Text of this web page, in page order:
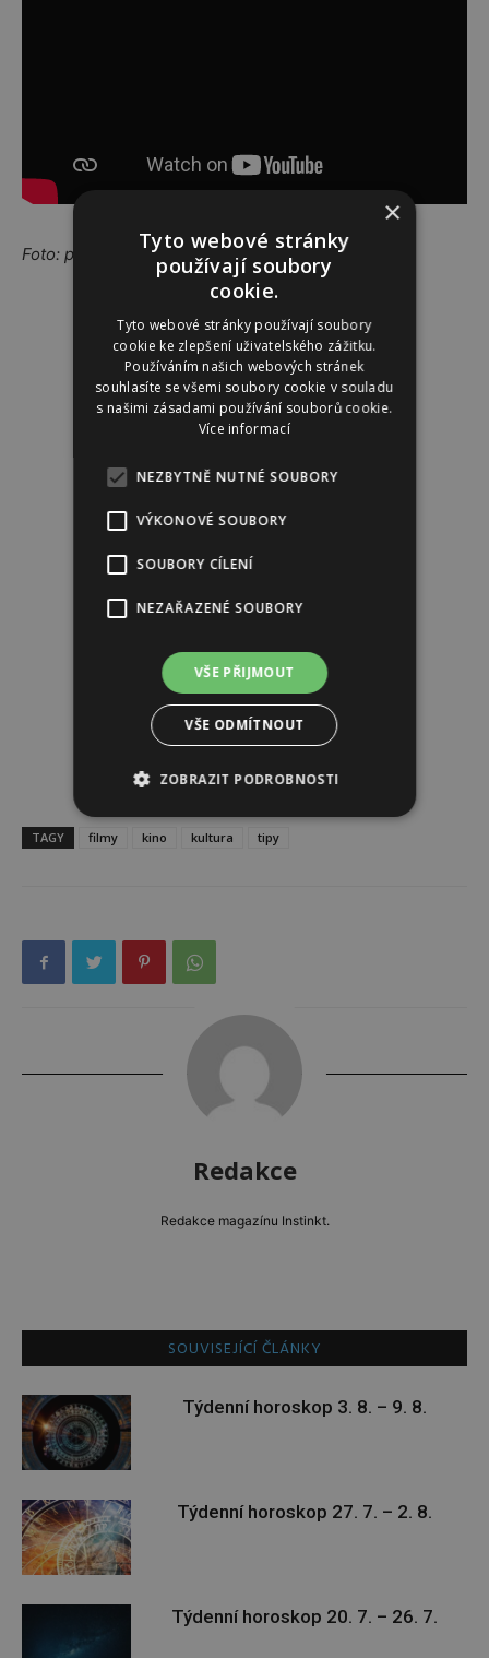
Foto: pixabay.com/annca
TAGY filmy kino kultura tipy
Redakce
Redakce magazínu Instinkt.
SOUVISEJÍCÍ ČLÁNKY
Týdenní horoskop 3. 8. – 9. 8.
Týdenní horoskop 27. 7. – 2. 8.
Týdenní horoskop 20. 7. – 26. 7.
×
Tyto webové stránky
používají soubory
cookie.
Tyto webové stránky používají soubory
cookie ke zlepšení uživatelského zážitku.
Používáním našich webových stránek
souhlasíte se všemi soubory cookie v souladu
s našimi zásadami používání souborů cookie.
Více informací
NEZBYTNĚ NUTNÉ SOUBORY
VÝKONOVÉ SOUBORY
SOUBORY CÍLENÍ
NEZAŘAZENÉ SOUBORY
VŠE PŘIJMOUT
VŠE ODMÍTNOUT
ZOBRAZIT PODROBNOSTI